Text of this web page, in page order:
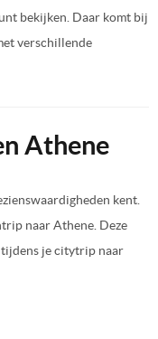
bekijken. Daar komt bij
verschillende
Athene
kent.
naar Athene. Deze
tijdens je citytrip naar